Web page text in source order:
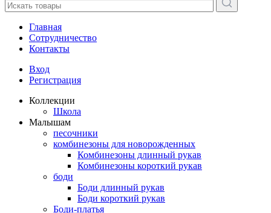
Главная
Сотрудничество
Контакты
Вход
Регистрация
Коллекции
Школа
Малышам
песочники
комбинезоны для новорожденных
Комбинезоны длинный рукав
Комбинезоны короткий рукав
боди
Боди длинный рукав
Боди короткий рукав
Боди-платья